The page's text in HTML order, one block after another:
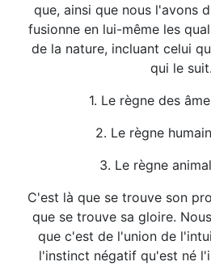
que, ainsi que nous l'avons
fusionne en lui-même les
de la nature, incluant celui
qui le suit.
1. Le règne des
2. Le règne
3. Le règne
C'est là que se trouve son
que se trouve sa gloire.
que c'est de l'union de
l'instinct négatif qu'est né